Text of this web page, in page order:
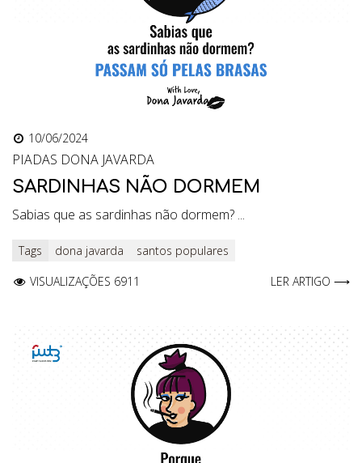
10/06/2024
PIADAS DONA JAVARDA
SARDINHAS NÃO DORMEM
Sabias que as sardinhas não dormem? ...
Tags dona javarda
santos populares
VISUALIZAÇÕES 6911
LER ARTIGO ⟶